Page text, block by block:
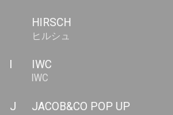
HIRSCH
ヒルシュ
I IWC
IWC
J
JACOB&CO POP UP